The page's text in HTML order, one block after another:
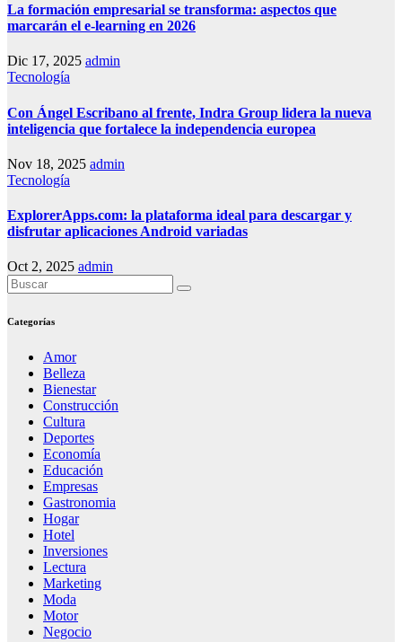
La formación empresarial se transforma: aspectos que
marcarán el e-learning en 2026
Dic 17, 2025 admin
Tecnología
Con Ángel Escribano al frente, Indra Group lidera la nueva
inteligencia que fortalece la independencia europea
Nov 18, 2025 admin
Tecnología
ExplorerApps.com: la plataforma ideal para descargar y
disfrutar aplicaciones Android variadas
Oct 2, 2025 admin
Categorías
Amor
Belleza
Bienestar
Construcción
Cultura
Deportes
Economía
Educación
Empresas
Gastronomia
Hogar
Hotel
Inversiones
Lectura
Marketing
Moda
Motor
Negocio